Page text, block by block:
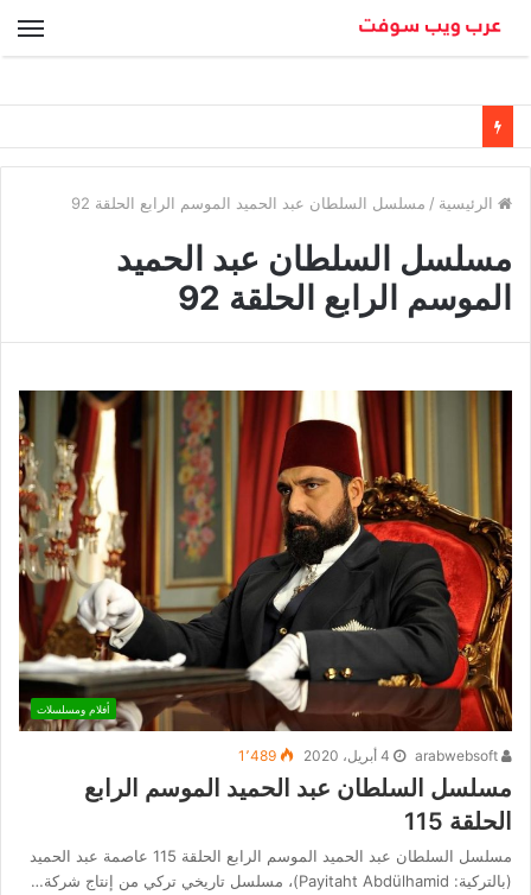
الرئيسية / مسلسل السلطان عبد الحميد الموسم الرابع الحلقة 92
مسلسل السلطان عبد الحميد
الموسم الرابع الحلقة 92
أفلام ومسلسلات
4 أبريل، 2020 1٬489
مسلسل السلطان عبد الحميد الموسم الرابع
الحلقة 115
مسلسل السلطان عبد الحميد الموسم الرابع الحلقة 115 عاصمة عبد الحميد
(بالتركية: Payitaht Abdülhamid)، مسلسل تاريخي تركي من إنتاج شركة…